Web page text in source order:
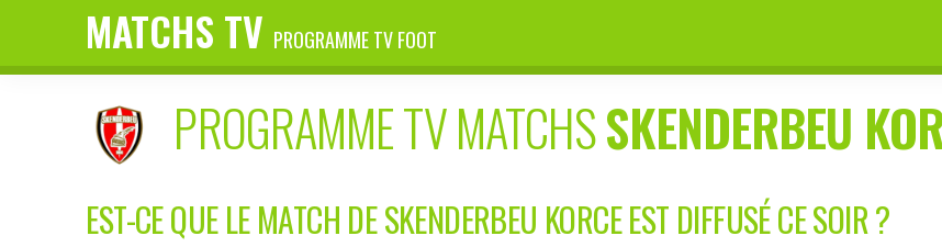
MATCHS TV PROGRAMME TV FOOT
PROGRAMME TV MATCHSSKENDERBEU
EST-CE QUE LE MATCH DE SKENDERBEU KORCE EST DIFFUSÉ CE SOIR ?